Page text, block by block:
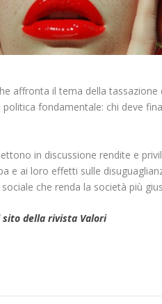
affronta il tema della
fondamentale: chi deve
in discussione rendite e
e ai loro effetti sulle
che renda la società più
sito della rivista Valori